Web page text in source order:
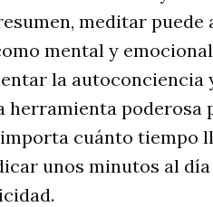
meditar
mental y
la autoconciencia
herramienta poderosa
cuánto tiempo
unos minutos al